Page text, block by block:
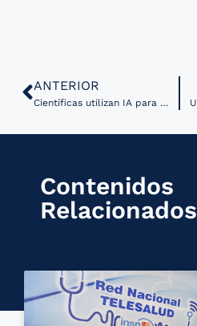
ANTERIOR
Científicas utilizan IA para encontrar que las células no cancerosas influyen en el comportamiento de los tumores
Contenidos
Relacionados